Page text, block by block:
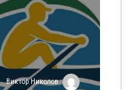
Виктор Николов